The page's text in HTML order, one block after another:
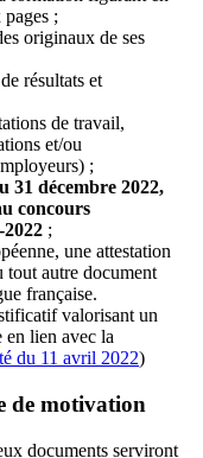
;
originaux de ses
résultats et
de travail,
et/ou
;
31 décembre 2022,
concours
;
une attestation
tout autre document
française.
valorisant un
en lien avec la
du 11 avril 2022)
de motivation
documents serviront